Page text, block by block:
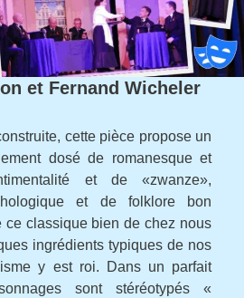
et Fernand Wicheler
cette pièce propose un
dosé de romanesque et
et de «zwanze»,
et de folklore bon
ce classique bien de chez nous
ingrédients typiques de nos
y est roi. Dans un parfait
sont stéréotypés «